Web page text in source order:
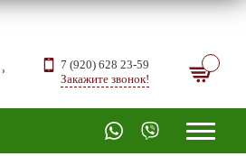
7 (920) 628 23-59
Закажите звонок!